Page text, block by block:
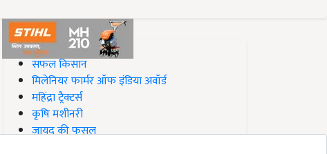
#Top on Krishi Jagran
सफल किसान
मिलेनियर फार्मर ऑफ इंडिया अवॉर्ड
महिंद्रा ट्रैक्टर्स
कृषि मशीनरी
जायद की फसल